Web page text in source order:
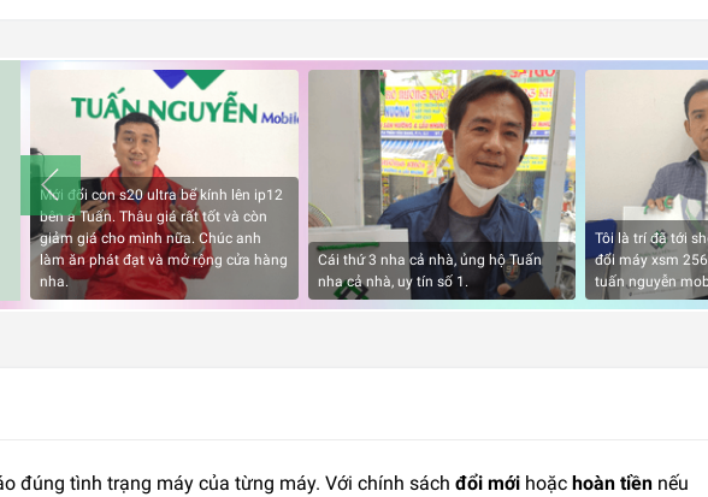
Mới đổi con s20 ultra bể kính lên ip12
bên a Tuấn. Thâu giá rất tốt và còn
giảm giá cho mình nữa. Chúc anh
làm ăn phát đạt và mở rộng cửa hàng
nha.
Cái thứ 3 nha cả nhà, ủng hộ Tuấn
nha cả nhà, uy tín số 1.
Tôi là trí đã tới
đổi máy xsm
tuấn nguyễn
đúng tình trạng máy của từng máy. Với chính sách đổi mới hoặc hoàn tiền nếu